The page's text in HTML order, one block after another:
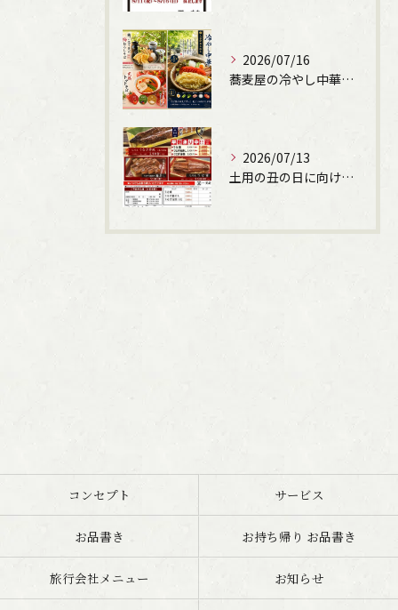
2026/07/16
蕎麦屋の冷やし中華始まります！（文楽姫路駅南店）
2026/07/13
土用の丑の日に向けて、うなぎの申込受付しています。
コンセプト サービス
お品書き お持ち帰り お品書き
旅行会社メニュー お知らせ